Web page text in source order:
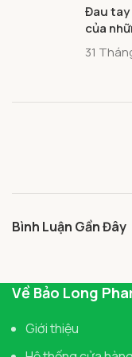
Đau tay
của
31
Bình Luận Gần Đây
Về Bảo Long
Giới thiệu